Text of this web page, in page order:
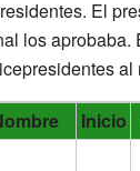
El
los aprobaba.
al
Inicio